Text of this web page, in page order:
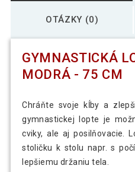
OTÁZKY (0)
GYMNASTICKÁ
MODRÁ - 75 CM
Chráňte svoje kĺby a
gymnastickej lopte je
cviky, ale aj posilňovacie.
stoličku k stolu napr. s
lepšiemu držaniu tela.